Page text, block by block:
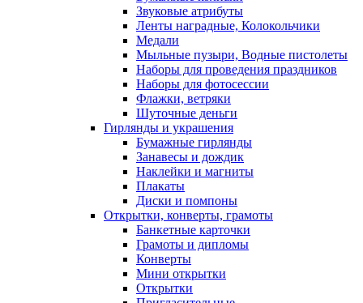
Звуковые атрибуты
Ленты наградные, Колокольчики
Медали
Мыльные пузыри, Водные пистолеты
Наборы для проведения праздников
Наборы для фотосессии
Флажки, ветряки
Шуточные деньги
Гирлянды и украшения
Бумажные гирлянды
Занавесы и дождик
Наклейки и магниты
Плакаты
Диски и помпоны
Открытки, конверты, грамоты
Банкетные карточки
Грамоты и дипломы
Конверты
Мини открытки
Открытки